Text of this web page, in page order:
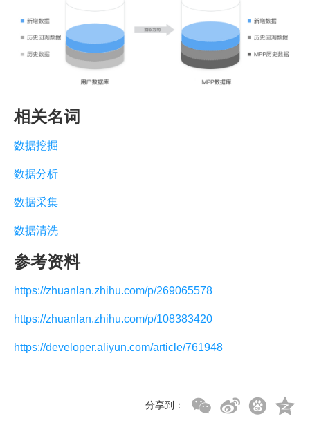
相关名词
数据挖掘
数据分析
数据采集
数据清洗
参考资料
https://zhuanlan.zhihu.com/p/269065578
https://zhuanlan.zhihu.com/p/108383420
https://developer.aliyun.com/article/761948
分享到：